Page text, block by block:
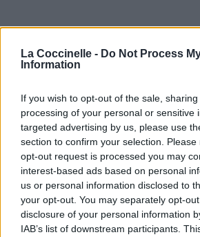
La Coccinelle - Do Not Process
Information
If you wish to opt-out of the sale,
processing of your personal or sensitive
targeted advertising by us, please use
section to confirm your selection.
opt-out request is processed you may
interest-based ads based on personal
us or personal information disclosed to
your opt-out. You may separately opt-
disclosure of your personal information
IAB’s list of downstream participants.